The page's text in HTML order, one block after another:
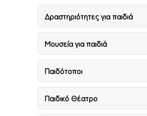
Δραστηριότητες για παιδιά
Μουσεία για παιδιά
Παιδότοποι
Παιδικό Θέατρο